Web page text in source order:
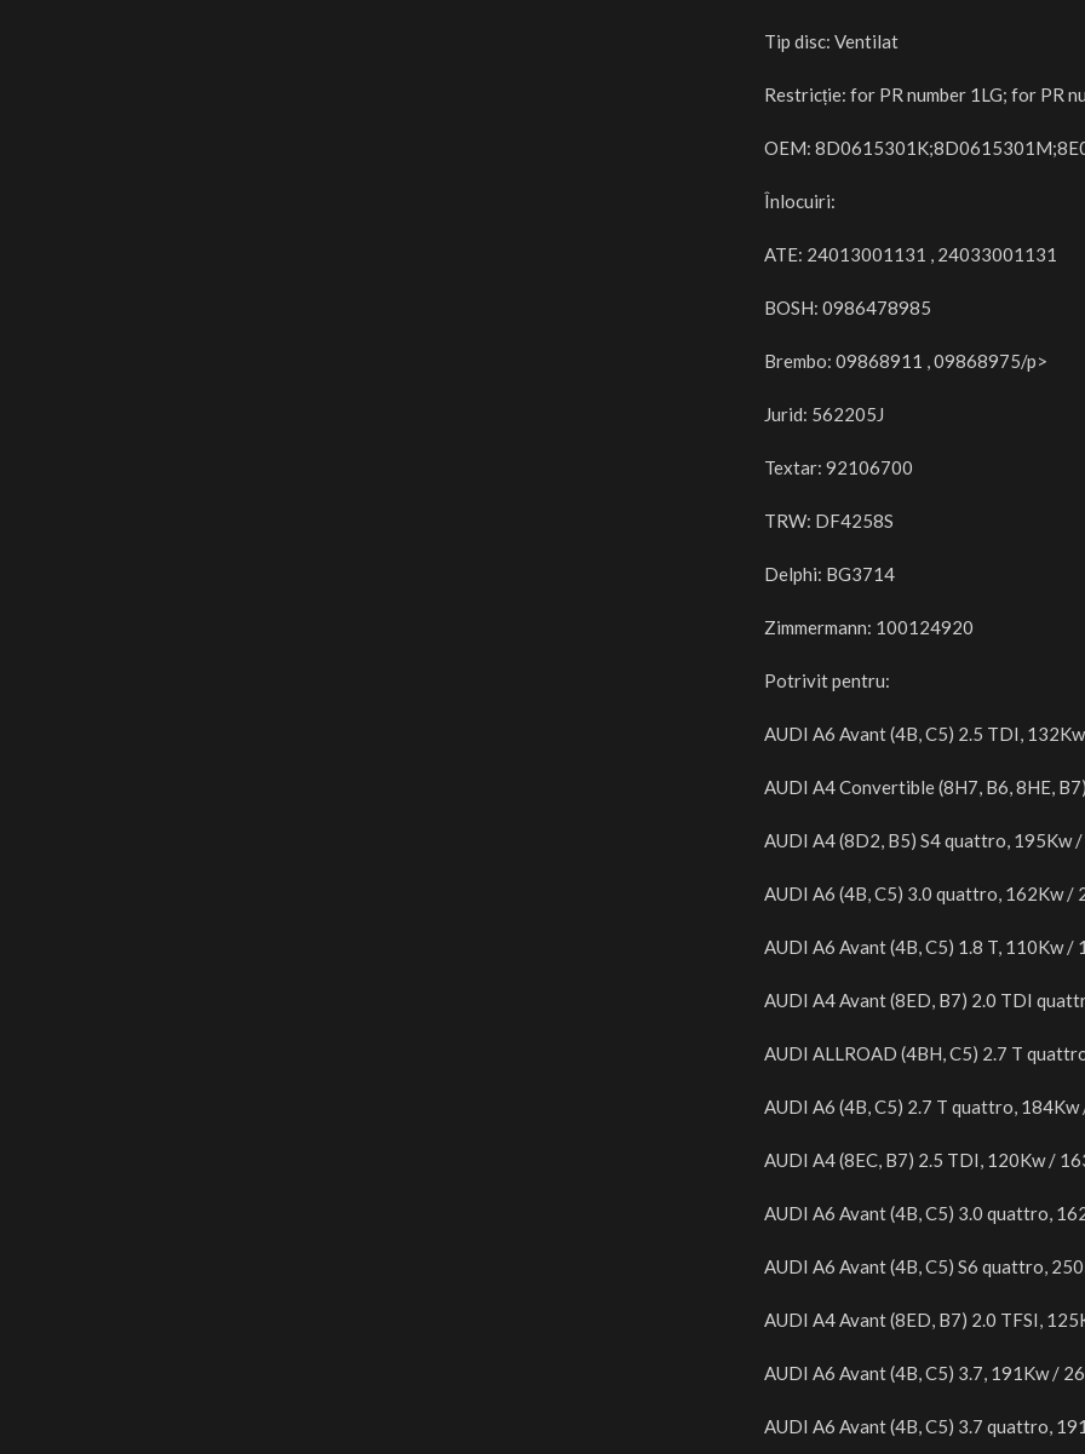
Tip disc: Ventilat
Restricție: for PR number 1LG; for PR
OEM:
Înlocuiri:
ATE: 24013001131 , 24033001131
BOSH: 0986478985
Brembo: 09868911 , 09868975/p>
Jurid: 562205J
Textar: 92106700
TRW: DF4258S
Delphi: BG3714
Zimmermann: 100124920
Potrivit pentru:
AUDI A6 Avant (4B, C5) 2.5 TDI,
AUDI A4 Convertible (8H7, B6, 8HE,
AUDI A4 (8D2, B5) S4 quattro, 195Kw
AUDI A6 (4B, C5) 3.0 quattro, 162Kw /
AUDI A6 Avant (4B, C5) 1.8 T, 110Kw /
AUDI A4 Avant (8ED, B7) 2.0 TDI
AUDI ALLROAD (4BH, C5) 2.7 T
AUDI A6 (4B, C5) 2.7 T quattro, 184Kw
AUDI A4 (8EC, B7) 2.5 TDI, 120Kw /
AUDI A6 Avant (4B, C5) 3.0 quattro,
AUDI A6 Avant (4B, C5) S6 quattro,
AUDI A4 Avant (8ED, B7) 2.0 TFSI,
AUDI A6 Avant (4B, C5) 3.7, 191Kw /
AUDI A6 Avant (4B, C5) 3.7 quattro,